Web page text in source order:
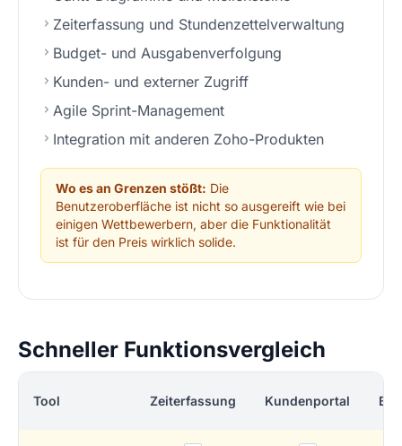
Zeiterfassung und Stundenzettelverwaltung
Budget- und Ausgabenverfolgung
Kunden- und externer Zugriff
Agile Sprint-Management
Integration mit anderen Zoho-Produkten
Wo es an Grenzen stößt: Die
Benutzeroberfläche ist nicht so ausgereift wie bei
einigen Wettbewerbern, aber die Funktionalität
ist für den Preis wirklich solide.
Schneller Funktionsvergleich
Tool Zeiterfassung Kundenportal